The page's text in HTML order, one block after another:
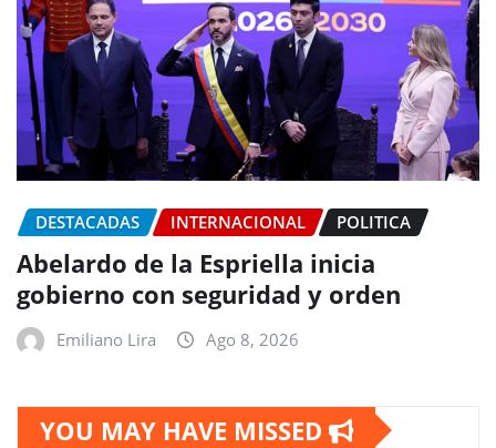
DESTACADAS INTERNACIONAL POLITICA
Abelardo de la Espriella inicia
gobierno con seguridad y orden
Emiliano Lira Ago 8, 2026
YOU MAY HAVE MISSED